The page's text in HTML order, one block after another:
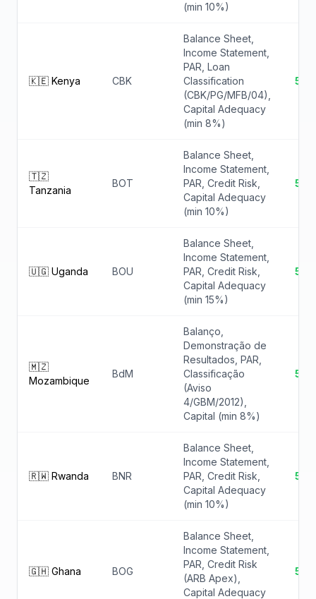
(min 10%)
🇰🇪 Kenya CBK
Balance Sheet,
Income Statement,
PAR, Loan
Classification
(CBK/PG/MFB/04),
Capital Adequacy
(min 8%)
5 ✓
🇹🇿
Tanzania
BOT
Balance Sheet,
Income Statement,
PAR, Credit Risk,
Capital Adequacy
(min 10%)
5 ✓
🇺🇬 Uganda BOU
Balance Sheet,
Income Statement,
PAR, Credit Risk,
Capital Adequacy
(min 15%)
5 ✓
🇲🇿
Mozambique
BdM
Balanço,
Demonstração de
Resultados, PAR,
Classificação
(Aviso
4/GBM/2012),
Capital (min 8%)
5 ✓
🇷🇼 Rwanda BNR
Balance Sheet,
Income Statement,
PAR, Credit Risk,
Capital Adequacy
(min 10%)
5 ✓
🇬🇭 Ghana BOG
Balance Sheet,
Income Statement,
PAR, Credit Risk
(ARB Apex),
Capital Adequacy
5 ✓